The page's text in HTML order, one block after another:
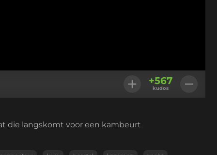
+567
kudos
die langskomt voor een kambeurt